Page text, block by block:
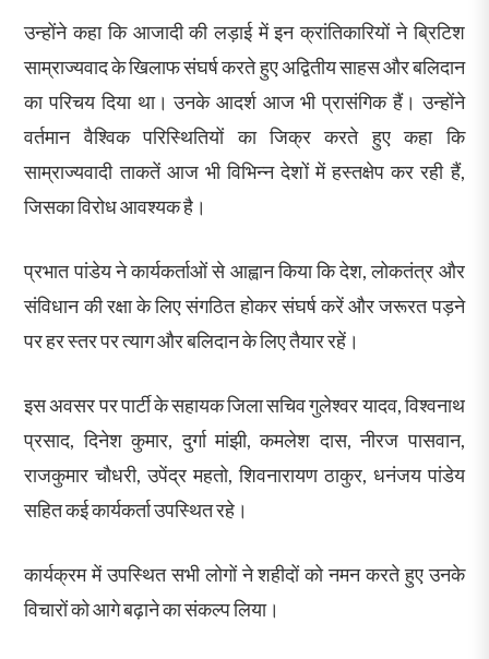
उन्होंने कहा कि आजादी की लड़ाई में इन क्रांतिकारियों ने ब्रिटिश
साम्राज्यवाद के खिलाफ संघर्ष करते हुए अद्वितीय साहस और बलिदान
का परिचय दिया था। उनके आदर्श आज भी प्रासंगिक हैं। उन्होंने
वर्तमान वैश्विक परिस्थितियों का जिक्र करते हुए कहा कि
साम्राज्यवादी ताकतें आज भी विभिन्न देशों में हस्तक्षेप कर रही हैं,
जिसका विरोध आवश्यक है।
प्रभात पांडेय ने कार्यकर्ताओं से आह्वान किया कि देश, लोकतंत्र और
संविधान की रक्षा के लिए संगठित होकर संघर्ष करें और जरूरत पड़ने
पर हर स्तर पर त्याग और बलिदान के लिए तैयार रहें।
इस अवसर पर पार्टी के सहायक जिला सचिव गुलेश्वर यादव, विश्वनाथ
प्रसाद, दिनेश कुमार, दुर्गा मांझी, कमलेश दास, नीरज पासवान,
राजकुमार चौधरी, उपेंद्र महतो, शिवनारायण ठाकुर, धनंजय पांडेय
सहित कई कार्यकर्ता उपस्थित रहे।
कार्यक्रम में उपस्थित सभी लोगों ने शहीदों को नमन करते हुए उनके
विचारों को आगे बढ़ाने का संकल्प लिया।